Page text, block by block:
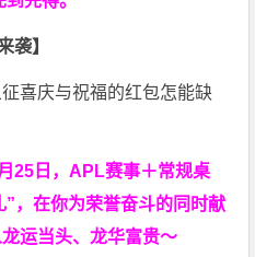
袭】
喜庆与祝福的红包怎能缺
25日，APL赛事＋常规桌
，在你为荣誉奋斗的同时献
运当头、龙华富贵～